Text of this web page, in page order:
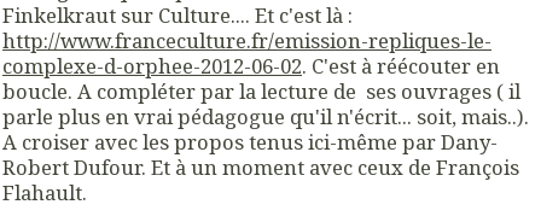
Finkelkraut sur Culture.... Et c'est là :
http://www.franceculture.fr/emission-repliques-le-
complexe-d-orphee-2012-06-02. C'est à réécouter en
boucle. A compléter par la lecture de ses ouvrages ( il
parle plus en vrai pédagogue qu'il n'écrit... soit, mais..).
A croiser avec les propos tenus ici-même par Dany-
Robert Dufour. Et à un moment avec ceux de François
Flahault.